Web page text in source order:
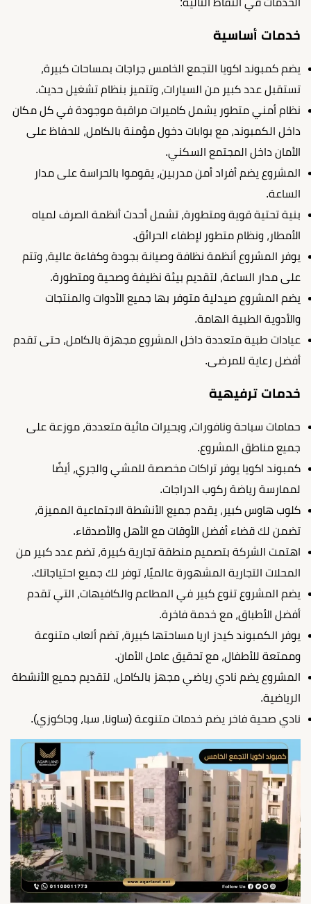
الخدمات في النقاط التالية:
خدمات أساسية
يضم كمبوند اكويا التجمع الخامس جراجات بمساحات كبيرة،
تستقبل عدد كبير من السيارات، وتتميز بنظام تشغيل حديث.
نظام أمني متطور يشمل كاميرات مراقبة موجودة في كل مكان
داخل الكمبوند، مع بوابات دخول مؤمنة بالكامل، للحفاظ على
الأمان داخل المجتمع السكني.
المشروع يضم أفراد أمن مدربين، يقوموا بالحراسة على مدار
الساعة.
بنية تحتية قوية ومتطورة، تشمل أحدث أنظمة الصرف لمياه
الأمطار، ونظام متطور لإطفاء الحرائق.
يوفر المشروع أنظمة نظافة وصيانة بجودة وكفاءة عالية، وتتم
على مدار الساعة، لتقديم بيئة نظيفة وصحية ومتطورة.
يضم المشروع صيدلية متوفر بها جميع الأدوات والمنتجات
والأدوية الطبية الهامة.
عيادات طبية متعددة داخل المشروع مجهزة بالكامل، حتى تقدم
أفضل رعاية للمرضى.
خدمات ترفيهية
حمامات سباحة ونافورات، وبحيرات مائية متعددة، موزعة على
جميع مناطق المشروع.
كمبوند اكويا يوفر تراكات مخصصة للمشي والجري، أيضًا
لممارسة رياضة ركوب الدراجات.
كلوب هاوس كبير، يقدم جميع الأنشطة الاجتماعية المميزة،
تضمن لك قضاء أفضل الأوقات مع الأهل والأصدقاء.
اهتمت الشركة بتصميم منطقة تجارية كبيرة، تضم عدد كبير من
المحلات التجارية المشهورة عالميًا، توفر لك جميع احتياجاتك.
يضم المشروع تنوع كبير في المطاعم والكافيهات، التي تقدم
أفضل الأطباق، مع خدمة فاخرة.
يوفر الكمبوند كيدز اريا مساحتها كبيرة، تضم ألعاب متنوعة
وممتعة للأطفال، مع تحقيق عامل الأمان.
المشروع يضم نادي رياضي مجهز بالكامل، لتقديم جميع الأنشطة
الرياضية.
نادي صحية فاخر يضم خدمات متنوعة (ساونا، سبا، وجاكوزي).